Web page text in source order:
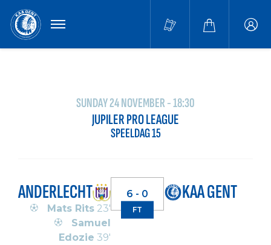
MENU
SUNDAY 24 NOVEMBER - 18:30
JUPILER PRO LEAGUE
SPEELDAG 15
ANDERLECHT
Mats Rits 23'
Samuel
Edozie 39'
6 - 0
FT
KAA GENT